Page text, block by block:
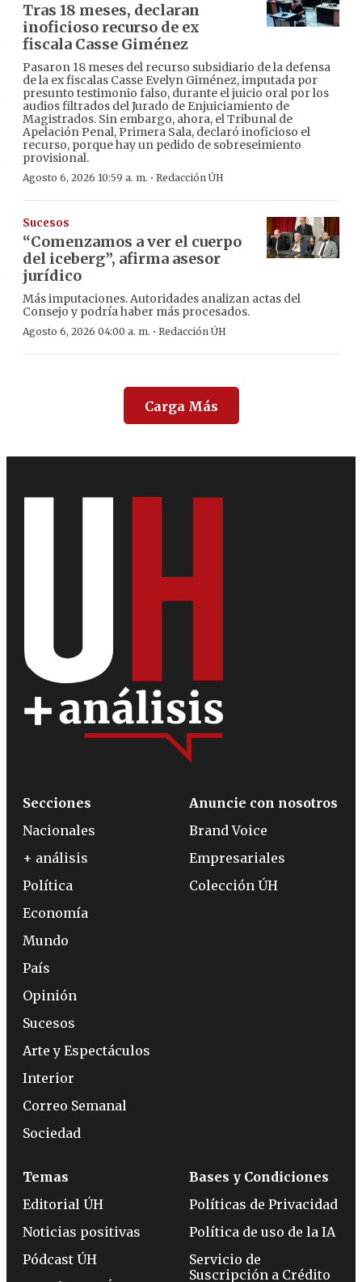
Tras 18 meses, declaran
inoficioso recurso de ex
fiscala Casse Giménez
Pasaron 18 meses del recurso subsidiario de la defensa
de la ex fiscalas Casse Evelyn Giménez, imputada por
presunto testimonio falso, durante el juicio oral por los
audios filtrados del Jurado de Enjuiciamiento de
Magistrados. Sin embargo, ahora, el Tribunal de
Apelación Penal, Primera Sala, declaró inoficioso el
recurso, porque hay un pedido de sobreseimiento
provisional.
Agosto 6, 2026 10:59 a. m. · Redacción ÚH
Sucesos
“Comenzamos a ver el cuerpo
del iceberg”, afirma asesor
jurídico
Más imputaciones. Autoridades analizan actas del
Consejo y podría haber más procesados.
Agosto 6, 2026 04:00 a. m. · Redacción ÚH
Carga Más
Secciones
Nacionales
+ análisis
Política
Economía
Mundo
País
Opinión
Sucesos
Arte y Espectáculos
Interior
Correo Semanal
Sociedad
Anuncie con nosotros
Brand Voice
Empresariales
Colección ÚH
Temas
Editorial ÚH
Noticias positivas
Pódcast ÚH
Bases y Condiciones
Políticas de Privacidad
Política de uso de la IA
Servicio de
Suscripción a Crédito